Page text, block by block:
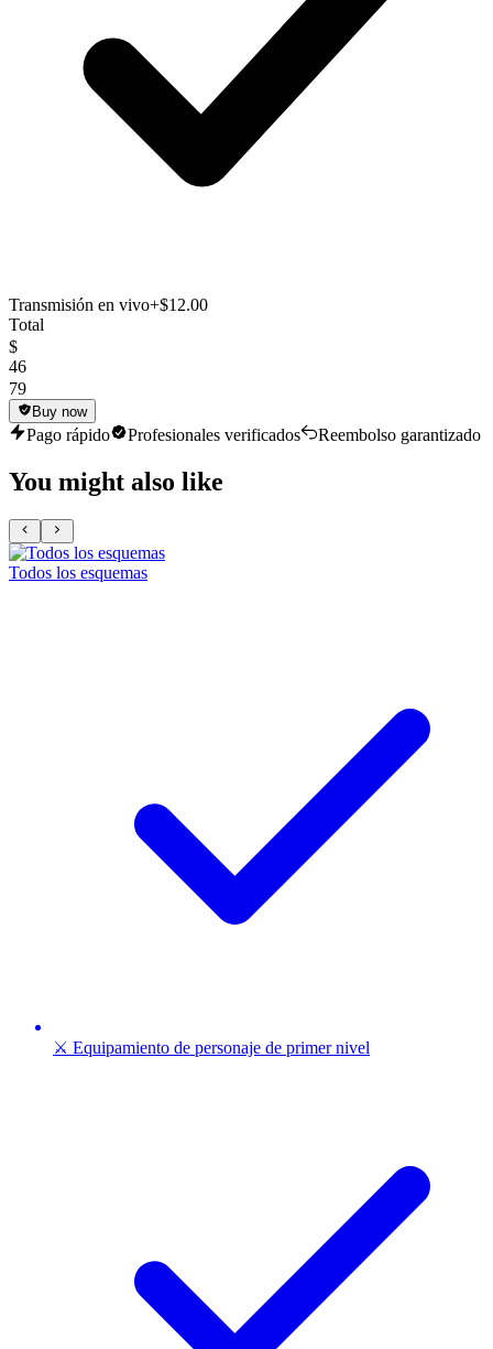
Transmisión en vivo+$12.00
Total
$
46
79
Buy now
Pago rápido Profesionales verificados Reembolso garantizado
You might also like
Todos los esquemas
⚔️ Equipamiento de personaje de primer nivel